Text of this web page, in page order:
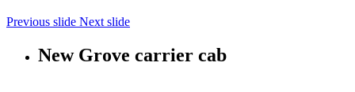
Previous slide Next slide
New Grove carrier cab